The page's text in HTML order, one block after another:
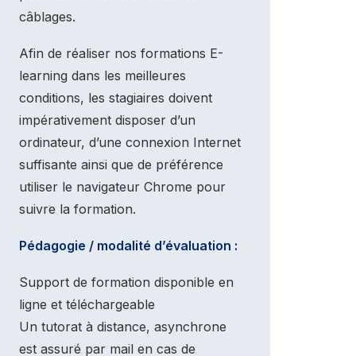
câblages.
Afin de réaliser nos formations E-
learning dans les meilleures
conditions, les stagiaires doivent
impérativement disposer d’un
ordinateur, d’une connexion Internet
suffisante ainsi que de préférence
utiliser le navigateur Chrome pour
suivre la formation.
Pédagogie / modalité d’évaluation :
Support de formation disponible en
ligne et téléchargeable
Un tutorat à distance, asynchrone
est assuré par mail en cas de